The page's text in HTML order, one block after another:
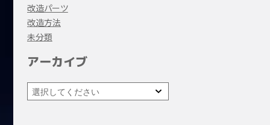
改造パーツ
改造方法
未分類
アーカイブ